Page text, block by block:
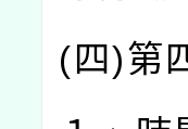
( 四)第